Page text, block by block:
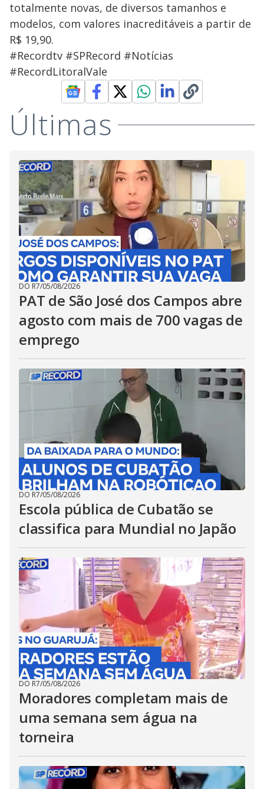
totalmente novas, de diversos tamanhos e
modelos, com valores inacreditáveis a partir de
R$ 19,90.
#Recordtv #SPRecord #Notícias
#RecordLitoralVale
Últimas
DO R7/05/08/2026
PAT de São José dos Campos abre
agosto com mais de 700 vagas de
emprego
DO R7/05/08/2026
Escola pública de Cubatão se
classifica para Mundial no Japão
DO R7/05/08/2026
Moradores completam mais de
uma semana sem água na
torneira